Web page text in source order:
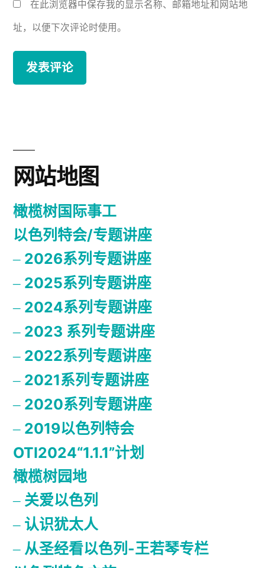
在此浏览器中保存我的显示名称、邮箱地址和网站地
址，以便下次评论时使用。
网站地图
橄榄树国际事工
以色列特会/专题讲座
2026系列专题讲座
2025系列专题讲座
2024系列专题讲座
2023 系列专题讲座
2022系列专题讲座
2021系列专题讲座
2020系列专题讲座
2019以色列特会
OTI2024“1.1.1”计划
橄榄树园地
关爱以色列
认识犹太人
从圣经看以色列-王若琴专栏